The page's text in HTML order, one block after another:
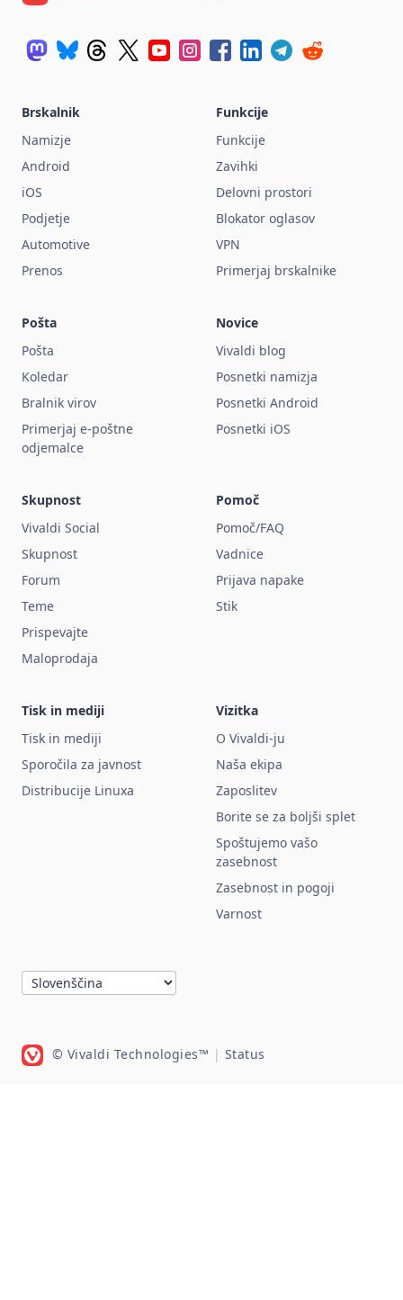
Brskalnik
Namizje
Android
iOS
Podjetje
Automotive
Prenos
Funkcije
Funkcije
Zavihki
Delovni prostori
Blokator oglasov
VPN
Primerjaj brskalnike
Pošta
Pošta
Koledar
Bralnik virov
Primerjaj e-poštne
odjemalce
Novice
Vivaldi blog
Posnetki namizja
Posnetki Android
Posnetki iOS
Skupnost
Vivaldi Social
Skupnost
Forum
Teme
Prispevajte
Maloprodaja
Pomoč
Pomoč/FAQ
Vadnice
Prijava napake
Stik
Tisk in mediji
Tisk in mediji
Sporočila za javnost
Distribucije Linuxa
Vizitka
O Vivaldi-ju
Naša ekipa
Zaposlitev
Borite se za boljši splet
Spoštujemo vašo
zasebnost
Zasebnost in pogoji
Varnost
© Vivaldi Technologies™ | Status